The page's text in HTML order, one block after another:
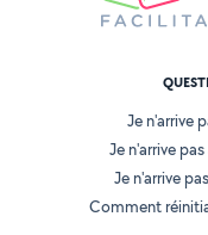
Je n'arrive
Je n'arrive
Je n'arrive
Comment